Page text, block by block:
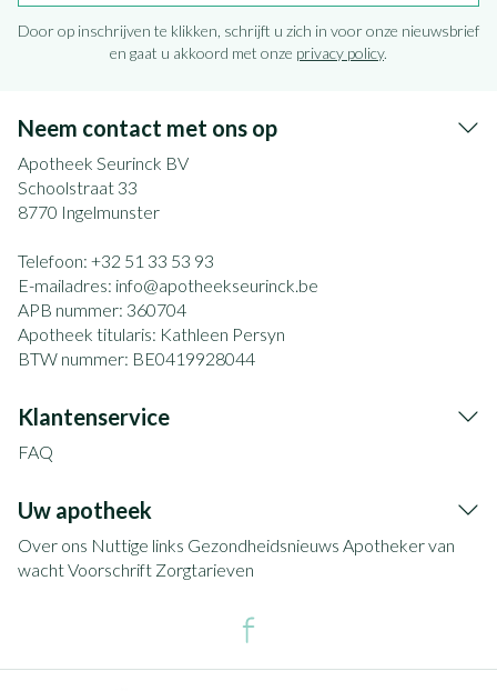
Door op inschrijven te klikken, schrijft u zich in voor onze nieuwsbrief
en gaat u akkoord met onze privacy policy.
Neem contact met ons op
Apotheek Seurinck BV
Schoolstraat 33
8770 Ingelmunster
Telefoon: +32 51 33 53 93
E-mailadres: info@apotheekseurinck.be
APB nummer: 360704
Apotheek titularis: Kathleen Persyn
BTW nummer: BE0419928044
Klantenservice
FAQ
Uw apotheek
Over ons Nuttige links Gezondheidsnieuws Apotheker van
wachtVoorschrift Zorgtarieven